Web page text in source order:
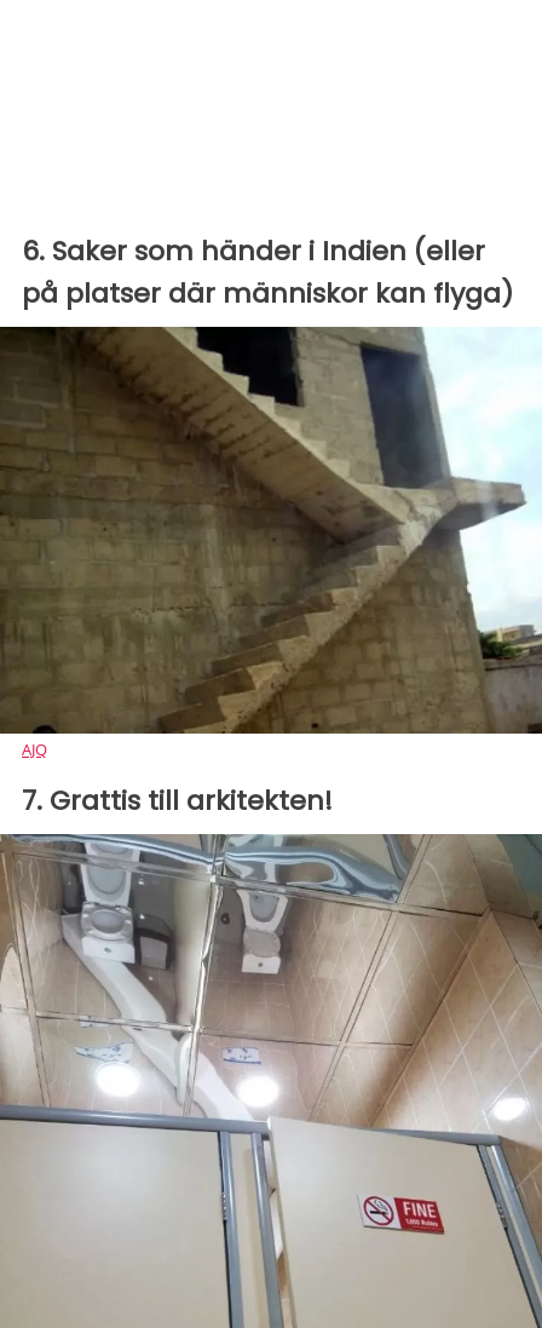
6. Saker som händer i Indien (eller
på platser där människor kan flyga)
AJQ
7. Grattis till arkitekten!